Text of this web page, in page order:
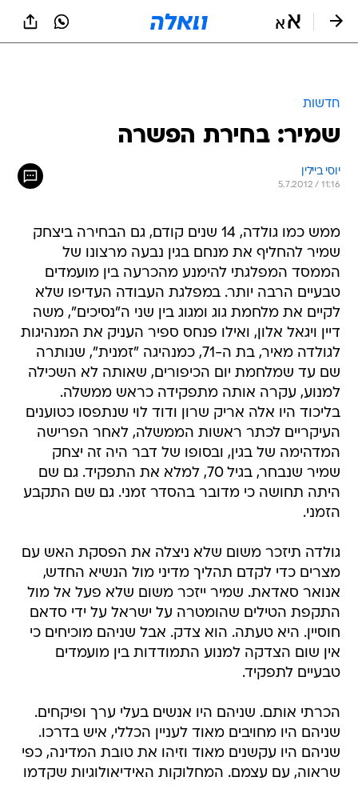
חדשות
שמיר: בחירת הפשרה
יוסי ביילין
5.7.2012 / 11:16
ממש כמו גולדה, 14 שנים קודם, גם הבחירה ביצחק
שמיר להחליף את מנחם בגין נבעה מרצונו של
הממסד המפלגתי להימנע מהכרעה בין מועמדים
טבעיים הרבה יותר. במפלגת העבודה העדיפו שלא
לקיים את מלחמת גוג ומגוג בין שני ה"נסיכים", משה
דיין ויגאל אלון, ואילו פנחס ספיר העניק את המנהיגות
לגולדה מאיר, בת ה-71, כמנהיגה "זמנית", שנותרה
שם עד שמלחמת יום הכיפורים, שאותה לא השכילה
למנוע, עקרה אותה מתפקידה כראש ממשלה.
בליכוד היו אלה אריק שרון ודוד לוי שנתפסו כטוענים
העיקריים לכתר ראשות הממשלה, לאחר הפרישה
המדהימה של בגין, ובסופו של דבר היה זה יצחק
שמיר שנבחר, בגיל 70, למלא את התפקיד. גם שם
היתה תחושה כי מדובר בהסדר זמני. גם שם התקבע
הזמני.
גולדה תיזכר משום שלא ניצלה את הפסקת האש עם
מצרים כדי לקדם תהליך מדיני מול הנשיא החדש,
אנואר סאדאת. שמיר ייזכר משום שלא פעל אל מול
התקפת הטילים שהומטרה על ישראל על ידי סדאם
חוסיין. היא טעתה. הוא צדק. אבל שניהם מוכיחים כי
אין שום הצדקה למנוע התמודדות בין מועמדים
טבעיים לתפקיד.
הכרתי אותם. שניהם היו אנשים בעלי ערך ופיקחים.
שניהם היו מחויבים מאוד לעניין הכללי, איש בדרכו.
שניהם היו עקשנים מאוד וזיהו את טובת המדינה, כפי
שראוה, עם עצמם. המחלוקות האידיאולוגיות שקדמו